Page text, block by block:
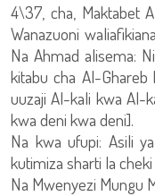
4\37, cha, Maktabet
Wanazuoni
Na Ahmad alisema:
kitabu cha Al-Ghareb
uuzaji Al-kali kwa Al-
kwa deni kwa deni].
Na kwa ufupi: Asili
kutimiza sharti la
Na Mwenyezi Mungu